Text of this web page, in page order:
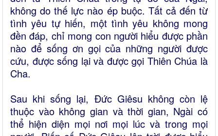
không do thế lực nào ép buộc. Tất cả đến từ
tình yêu tự hiến, một tình yêu không mong
đền đáp, chỉ mong con người hiểu được phần
nào để sống ơn gọi của những người được
cứu, được sống lại và được gọi Thiên Chúa là
Cha.
Sau khi sống lại, Đức Giêsu không còn lệ
thuộc vào không gian và thời gian, Ngài có
thể hiện diện mọi nơi mọi lúc và trong mọi